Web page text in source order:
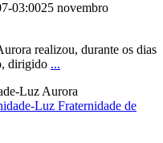
03:0025 novembro
realizou, durante os dias
dirigido ...
Luz Fraternidade de